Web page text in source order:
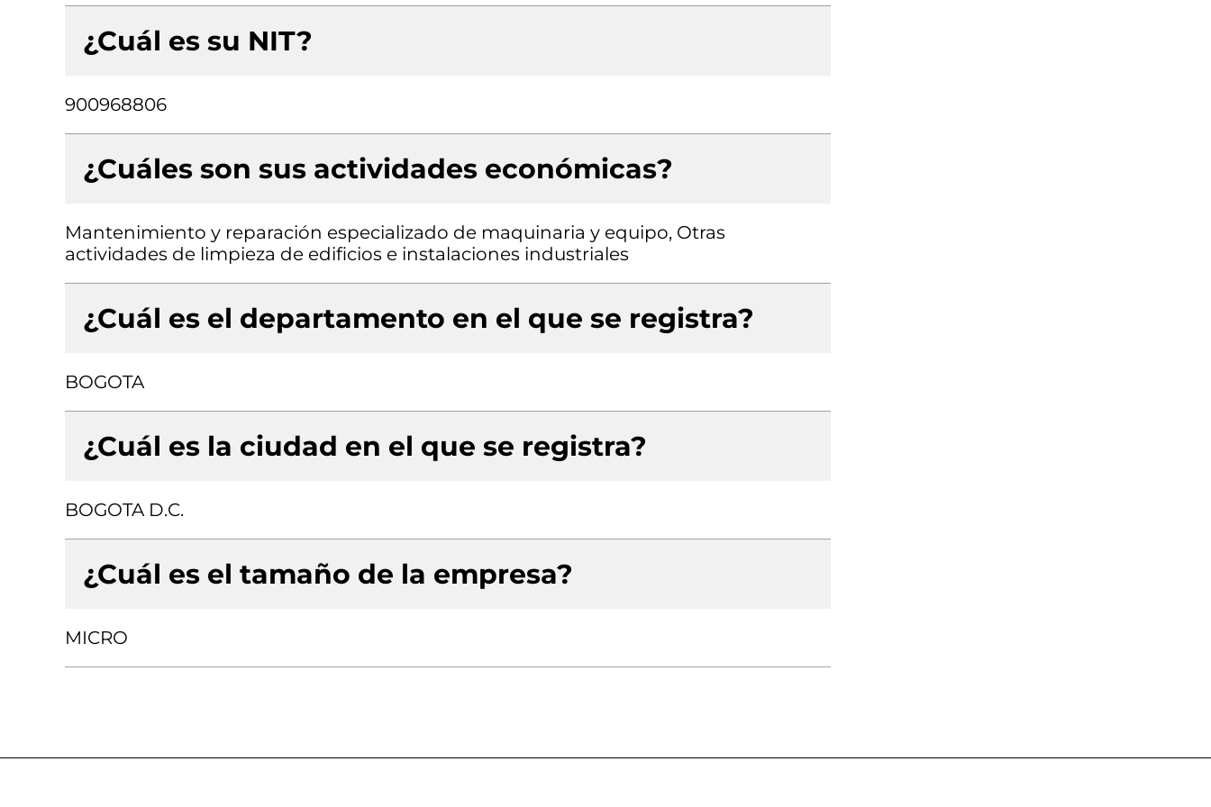
¿Cuál es su NIT?
900968806
¿Cuáles son sus actividades económicas?
Mantenimiento y reparación especializado de maquinaria y equipo, Otras
actividades de limpieza de edificios e instalaciones industriales
¿Cuál es el departamento en el que se registra?
BOGOTA
¿Cuál es la ciudad en el que se registra?
BOGOTA D.C.
¿Cuál es el tamaño de la empresa?
MICRO